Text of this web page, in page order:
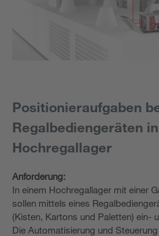
Positionieraufgaben
Regalbediengeräten
Hochregallager
Anforderung:
In einem Hochregallager mit einer
sollen mittels eines
(Kisten, Kartons und Paletten) ein-
Die Automatisierung und